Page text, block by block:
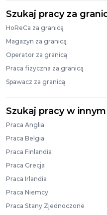
Szukaj pracy za
HoReCa za granicą
Magazyn za granicą
Operator za granicą
Praca fizyczna za granicą
Spawacz za granicą
Szukaj pracy w
Praca Anglia
Praca Belgia
Praca Finlandia
Praca Grecja
Praca Irlandia
Praca Niemcy
Praca Stany Zjednoczone